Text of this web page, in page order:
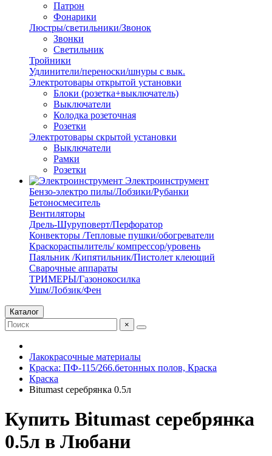
Патрон
Фонарики
Люстры/светильники/Звонок
Звонки
Светильник
Тройники
Удлинители/переноски/шнуры с вык.
Электротовары открытой установки
Блоки (розетка+выключатель)
Выключатели
Колодка розеточная
Розетки
Электротовары скрытой установки
Выключатели
Рамки
Розетки
Электроинструмент
Бензо-электро пилы/Лобзики/Рубанки
Бетоносмеситель
Вентиляторы
Дрель-Шуруповерт/Перфоратор
Конвекторы /Тепловые пушки/обогреватели
Краскораспылитель/ компрессор/уровень
Паяльник /Кипятильник/Пистолет клеющий
Сварочные аппараты
ТРИМЕРЫ/Газонокосилка
Ушм/Лобзик/Фен
Каталог
×
Лакокрасочные материалы
Краска: ПФ-115/266.бетонных полов, Краска
Краска
Bitumast серебрянка 0.5л
Купить Bitumast серебрянка
0.5л в Любани